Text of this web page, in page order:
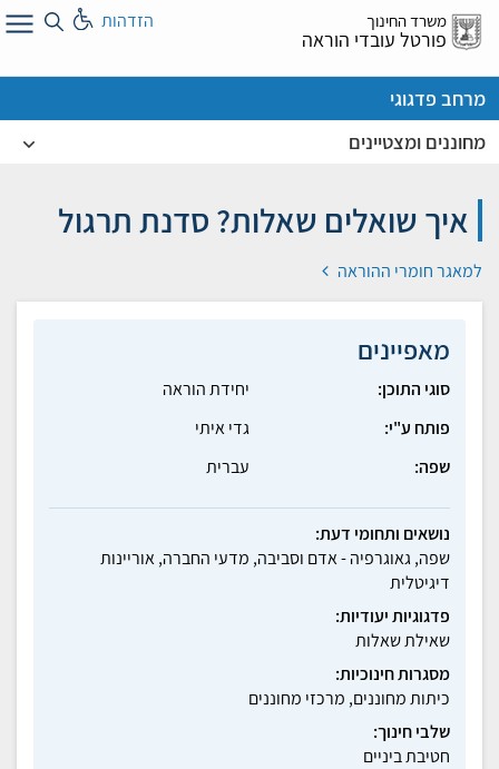
דלג
אל
משרד החינוך
פורטל עובדי הוראה
הזדהות
מרחב פדגוגי
מחוננים ומצטיינים
איך שואלים שאלות? סדנת תרגול
למאגר חומרי ההוראה
מאפיינים
נושאים ותחומי דעת:
שפה, גאוגרפיה - אדם וסביבה, מדעי החברה, אוריינות
דיגיטלית
פדגוגיות יעודיות:
שאילת שאלות
מסגרות חינוכיות:
כיתות מחוננים, מרכזי מחוננים
שלבי חינוך:
חטיבת ביניים
סוגי התוכן:
יחידת הוראה
פותח ע"י:
גדי איתי
שפה:
עברית